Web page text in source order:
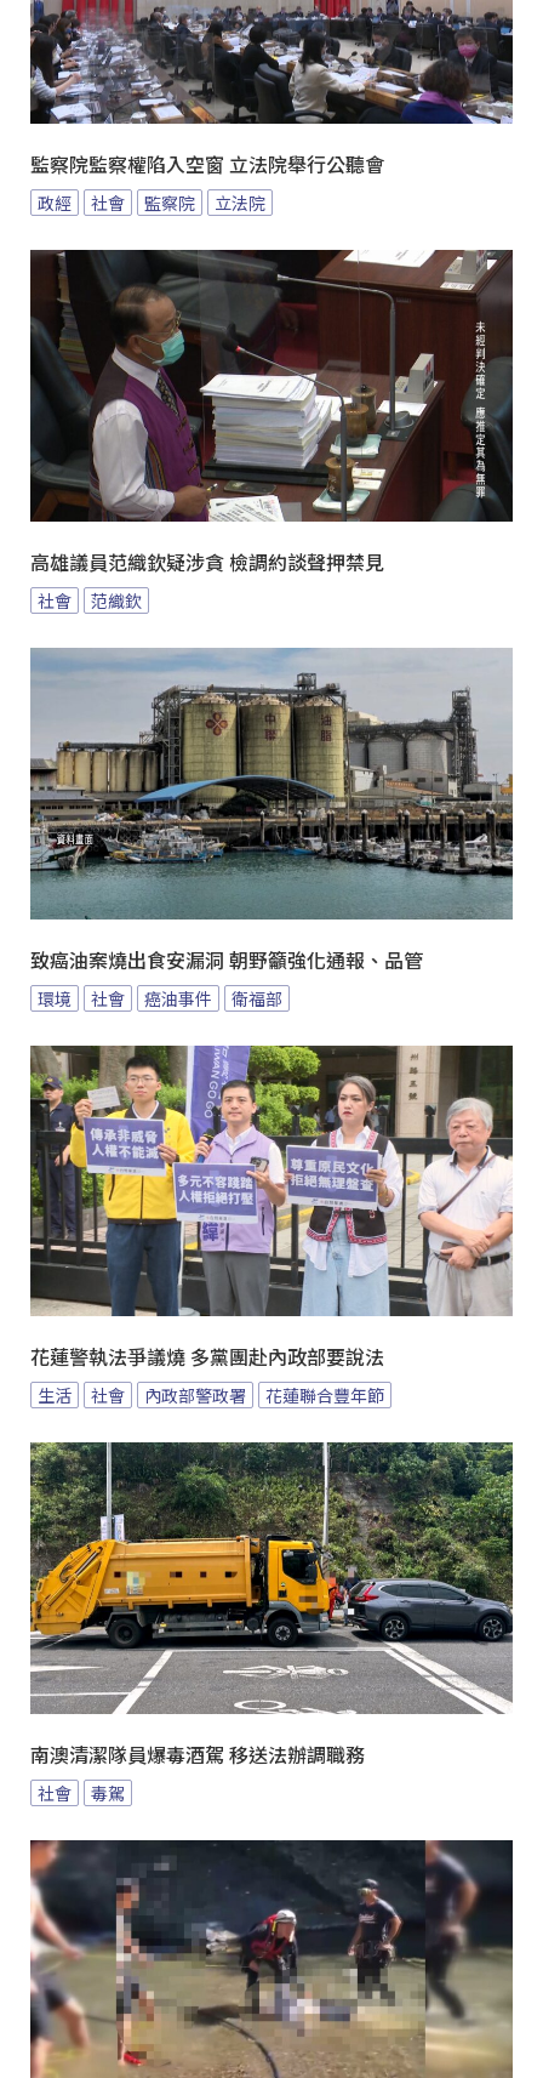
監察院監察權陷入空窗 立法院舉行公聽會
政經 社會 監察院 立法院
高雄議員范織欽疑涉貪 檢調約談聲押禁見
社會 范織欽
致癌油案燒出食安漏洞 朝野籲強化通報、品管
環境 社會 癌油事件 衛福部
花蓮警執法爭議燒 多黨團赴內政部要說法
生活 社會 內政部警政署 花蓮聯合豐年節
南澳清潔隊員爆毒酒駕 移送法辦調職務
社會 毒駕